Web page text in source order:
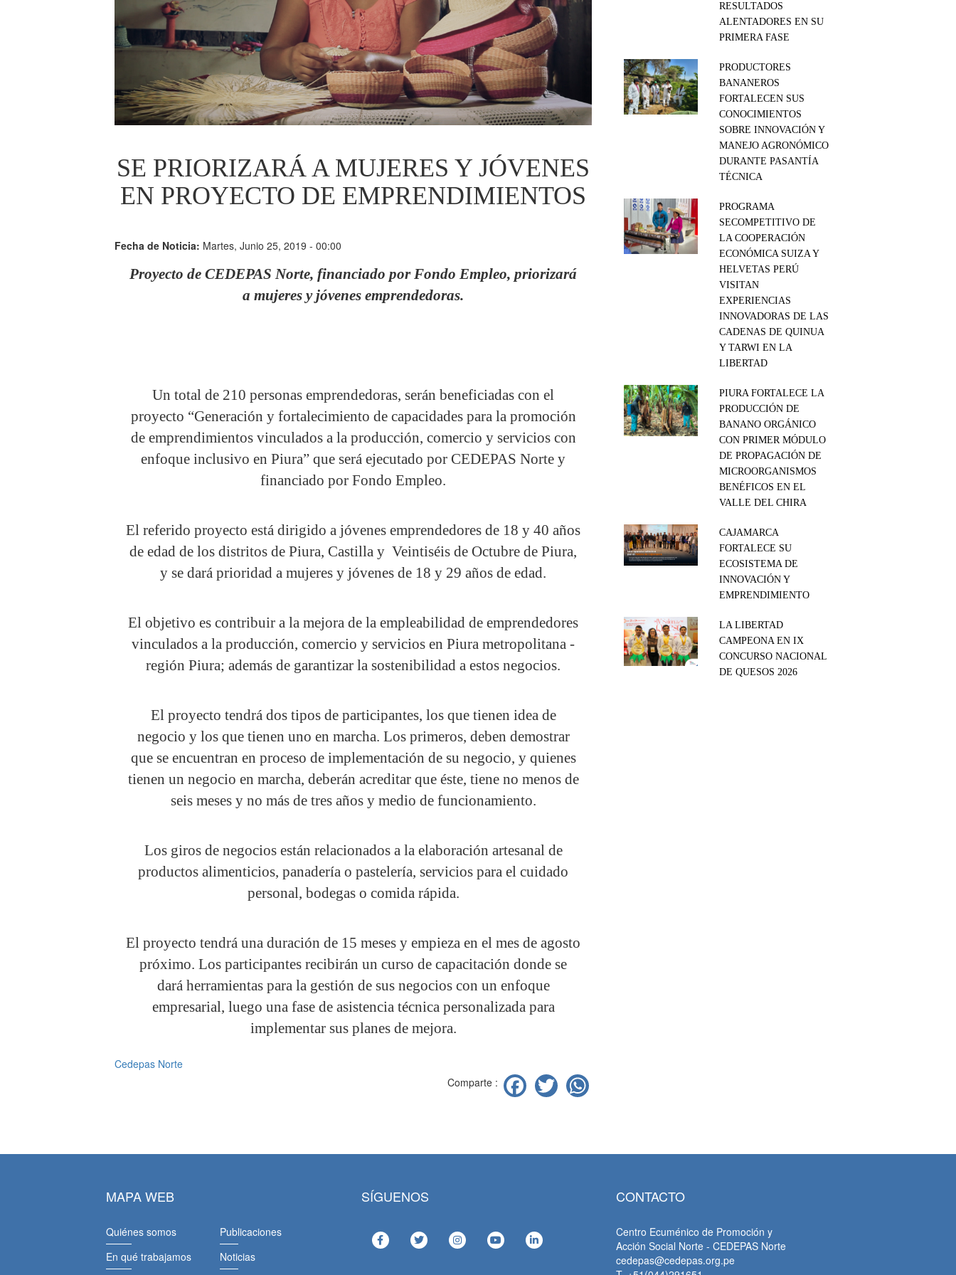
SE PRIORIZARÁ A MUJERES Y JÓVENES
EN PROYECTO DE EMPRENDIMIENTOS
Fecha de Noticia: Martes, Junio 25, 2019 - 00:00
Proyecto de CEDEPAS Norte, financiado por Fondo Empleo, priorizará
a mujeres y jóvenes emprendedoras.
Un total de 210 personas emprendedoras, serán beneficiadas con el
proyecto “Generación y fortalecimiento de capacidades para la promoción
de emprendimientos vinculados a la producción, comercio y servicios con
enfoque inclusivo en Piura” que será ejecutado por CEDEPAS Norte y
financiado por Fondo Empleo.
El referido proyecto está dirigido a jóvenes emprendedores de 18 y 40 años
de edad de los distritos de Piura, Castilla y Veintiséis de Octubre de Piura,
y se dará prioridad a mujeres y jóvenes de 18 y 29 años de edad.
El objetivo es contribuir a la mejora de la empleabilidad de emprendedores
vinculados a la producción, comercio y servicios en Piura metropolitana -
región Piura; además de garantizar la sostenibilidad a estos negocios.
El proyecto tendrá dos tipos de participantes, los que tienen idea de
negocio y los que tienen uno en marcha. Los primeros, deben demostrar
que se encuentran en proceso de implementación de su negocio, y quienes
tienen un negocio en marcha, deberán acreditar que éste, tiene no menos de
seis meses y no más de tres años y medio de funcionamiento.
Los giros de negocios están relacionados a la elaboración artesanal de
productos alimenticios, panadería o pastelería, servicios para el cuidado
personal, bodegas o comida rápida.
El proyecto tendrá una duración de 15 meses y empieza en el mes de agosto
próximo. Los participantes recibirán un curso de capacitación donde se
dará herramientas para la gestión de sus negocios con un enfoque
empresarial, luego una fase de asistencia técnica personalizada para
implementar sus planes de mejora.
Cedepas Norte
Comparte :
Facebook
Twitter
RESULTADOS
ALENTADORES EN SU
PRIMERA FASE
PRODUCTORES
BANANEROS
FORTALECEN SUS
CONOCIMIENTOS
SOBRE INNOVACIÓN Y
MANEJO AGRONÓMICO
DURANTE PASANTÍA
TÉCNICA
PROGRAMA
SECOMPETITIVO DE
LA COOPERACIÓN
ECONÓMICA SUIZA Y
HELVETAS PERÚ
VISITAN
EXPERIENCIAS
INNOVADORAS DE LAS
CADENAS DE QUINUA
Y TARWI EN LA
LIBERTAD
PIURA FORTALECE LA
PRODUCCIÓN DE
BANANO ORGÁNICO
CON PRIMER MÓDULO
DE PROPAGACIÓN DE
MICROORGANISMOS
BENÉFICOS EN EL
VALLE DEL CHIRA
CAJAMARCA
FORTALECE SU
ECOSISTEMA DE
INNOVACIÓN Y
EMPRENDIMIENTO
LA LIBERTAD
CAMPEONA EN IX
CONCURSO NACIONAL
DE QUESOS 2026
MAPA WEB
Quiénes somos
En qué trabajamos
Publicaciones
Noticias
SÍGUENOS CONTACTO
Centro Ecuménico de Promoción y
Acción Social Norte - CEDEPAS Norte
cedepas@cedepas.org.pe